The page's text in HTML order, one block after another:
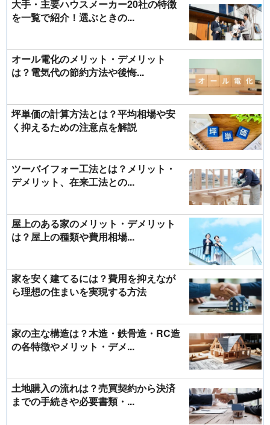
大手・主要ハウスメーカー20社の特徴
を一覧で紹介！選ぶときの...
オール電化のメリット・デメリット
は？電気代の節約方法や後悔...
坪単価の計算方法とは？平均相場や安
く抑えるための注意点を解説
ツーバイフォー工法とは？メリット・
デメリット、在来工法との...
屋上のある家のメリット・デメリット
は？屋上の種類や費用相場...
家を安く建てるには？費用を抑えなが
ら理想の住まいを実現する方法
家の主な構造は？木造・鉄骨造・RC造
の各特徴やメリット・デメ...
土地購入の流れは？売買契約から決済
までの手続きや必要書類・...